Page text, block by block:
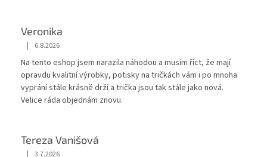
Veronika
Hodnocení obchodu je 5 z 5 hvězdiček.
| 6.8.2026
Na tento eshop jsem narazila náhodou a musím říct, že mají
opravdu kvalitní výrobky, potisky na tričkách vám i po mnoha
vyprání stále krásnĕ drží a trička jsou tak stále jako nová.
Velice ráda objednám znovu.
Tereza Vanišová
| 3.7.2026